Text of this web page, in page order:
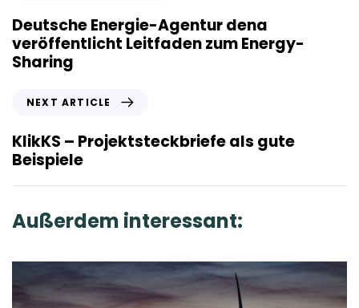
e
v
i
o
r
t
i
l
Deutsche Energie-Agentur dena
veröffentlicht Leitfaden zum Energy-
Sharing
x
t
A
r
i
l
e
NEXT ARTICLE
KlikKS – Projektsteckbriefe als gute
Beispiele
Außerdem interessant: